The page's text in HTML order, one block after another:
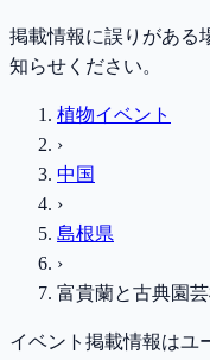
掲載情報に誤りがある
知らせください。
植物イベント
›
中国
›
島根県
›
富貴蘭と古典園
イベント掲載情報はユ